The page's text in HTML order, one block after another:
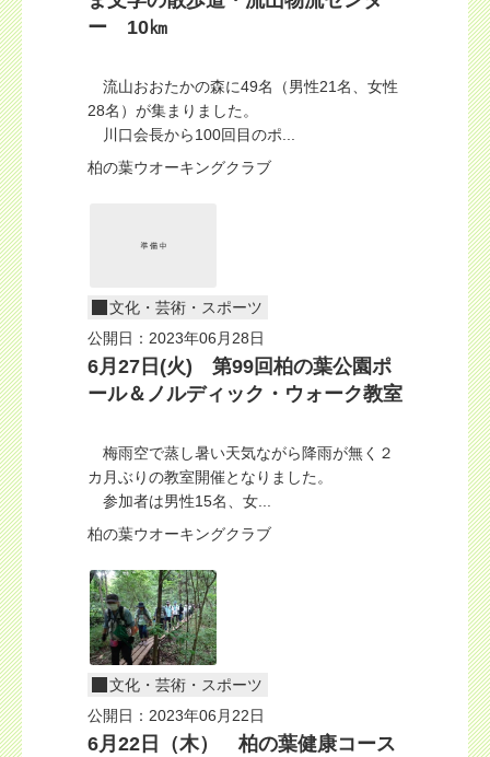
ー 10㎞
流山おおたかの森に49名（男性21名、女性
28名）が集まりました。
川口会長から100回目のポ...
柏の葉ウオーキングクラブ
文化・芸術・スポーツ
公開日：2023年06月28日
6月27日(火) 第99回柏の葉公園ポ
ール＆ノルディック・ウォーク教室
梅雨空で蒸し暑い天気ながら降雨が無く２
カ月ぶりの教室開催となりました。
参加者は男性15名、女...
柏の葉ウオーキングクラブ
文化・芸術・スポーツ
公開日：2023年06月22日
6月22日（木） 柏の葉健康コース